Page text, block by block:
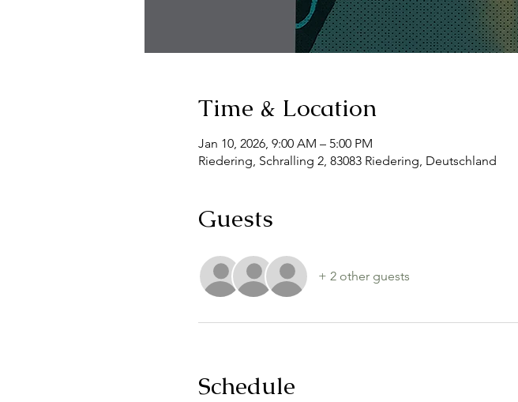
Time & Location
Jan 10, 2026, 9:00 AM – 5:00 PM
Riedering, Schralling 2, 83083 Riedering, Deutschland
Guests
+ 2 other guests
Schedule